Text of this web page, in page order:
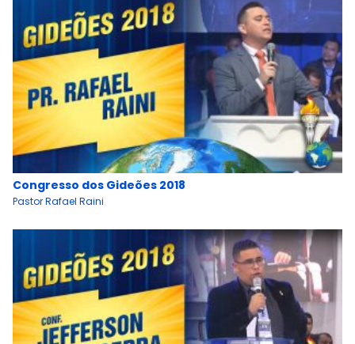
Congresso dos Gideões 2018
Pastor Rafael Raini